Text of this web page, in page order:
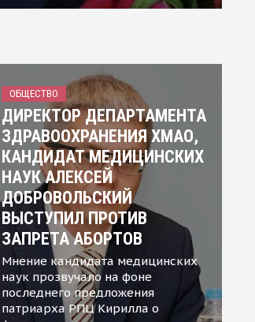
ОБЩЕСТВО
ДИРЕКТОР ДЕПАРТАМЕНТА
ЗДРАВООХРАНЕНИЯ ХМАО,
КАНДИДАТ МЕДИЦИНСКИХ
НАУК АЛЕКСЕЙ
ДОБРОВОЛЬСКИЙ
ВЫСТУПИЛ ПРОТИВ
ЗАПРЕТА АБОРТОВ
Мнение кандидата медицинских
наук прозвучало на фоне
последнего предложения
патриарха РПЦ Кирилла о